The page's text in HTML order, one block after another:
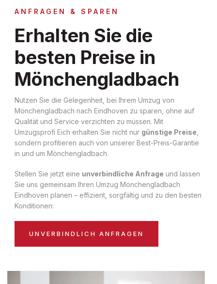
ANFRAGEN & SPAREN
Erhalten Sie die
besten Preise in
Mönchengladbach
Nutzen Sie die Gelegenheit, bei Ihrem Umzug von
Mönchengladbach nach Eindhoven zu sparen, ohne auf
Qualität und Service verzichten zu müssen. Mit
Umzugsprofi Eich erhalten Sie nicht nur günstige Preise
sondern profitieren auch von unserer Best-Preis-Garantie
in und um Mönchengladbach.
Stellen Sie jetzt eine unverbindliche Anfrage und lassen
Sie uns gemeinsam Ihren Umzug Mönchengladbach
Eindhoven planen – effizient, sorgfältig und zu den besten
Konditionen:
UNVERBINDLICH ANFRAGEN